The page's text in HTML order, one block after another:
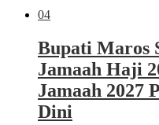
04
Bupati Maros
Jamaah Haji
Jamaah 2027
Dini